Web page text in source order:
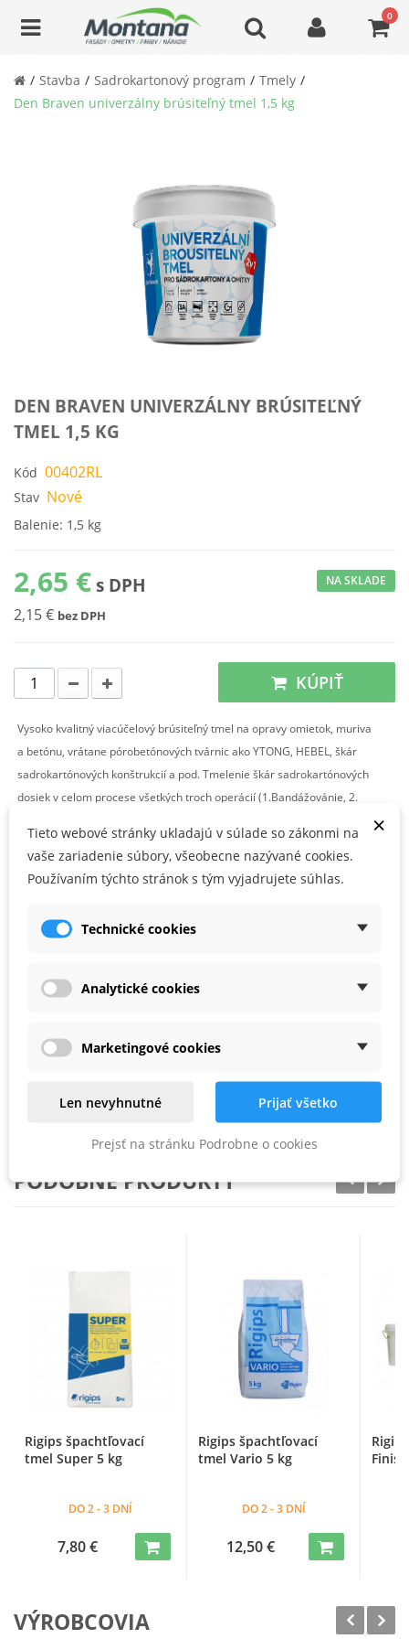
0
Stavba Sadrokartonový program
Tmely
Den Braven univerzálny brúsiteľný tmel 1,5 kg
DEN BRAVEN UNIVERZÁLNY BRÚSITEĽNÝ
TMEL 1,5 KG
Kód 00402RL
Stav Nové
Balenie: 1,5 kg
2,65 € s DPH
2,15 € bez DPH
NA SKLADE
KÚPIŤ
Vysoko kvalitný viacúčelový brúsiteľný tmel na opravy omietok, muriva
a betónu, vrátane pórobetónových tvárnic ako YTONG, HEBEL, škár
sadrokartónových konštrukcií a pod. Tmelenie škár sadrokartónových
dosiek v celom procese všetkých troch operácií (1.Bandážovánie, 2.
Natiahnutie základnej vrstvy, 3. Natiahnutie finálnej vrstvy). Je vhodný na
vyrovnávanie nerovných omietkových podkladov pred finálnou
povrchovou vrstvou. Ľahko brúsiteľný. Vysoká odolnosť proti vzniku trhlín.
S predĺženou dobou tuhnutia. Označenie podľa EN 13963 – 3A.
Vlastnosti / výhody:
Po vytvrdnutí ľahko a jednoducho brúsiteľný
Vysoká priľnavosť k sadrokartónu, omietkam, drevu, betónu,
tehlovému murivu, a pod.
Vysoká odolnosť proti vzniku trhlín
S predĺženou dobou tuhnutia
PODOBNÉ PRODUKTY
Rigips špachtľovací
tmel Super 5 kg
DO 2 - 3 DNÍ
7,80 €
Rigips špachtľovací
tmel Vario 5 kg
DO 2 - 3 DNÍ
12,50 €
Finish
VÝROBCOVIA
×
Tieto webové stránky ukladajú v súlade so zákonmi na
vaše zariadenie súbory, všeobecne nazývané cookies.
Používaním týchto stránok s tým vyjadrujete súhlas.
Technické cookies
Analytické cookies
Marketingové cookies
Len nevyhnutné Prijať všetko
Prejsť na stránku Podrobne o cookies